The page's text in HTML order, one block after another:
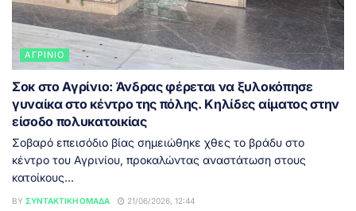
ΑΓΡΊΝΙΟ
Σοκ στο Αγρίνιο: Άνδρας φέρεται να ξυλοκόπησε
γυναίκα στο κέντρο της πόλης. Κηλίδες αίματος στην
είσοδο πολυκατοικίας
Σοβαρό επεισόδιο βίας σημειώθηκε χθες το βράδυ στο
κέντρο του Αγρινίου, προκαλώντας αναστάτωση στους
κατοίκους...
BY ΣΥΝΤΑΚΤΙΚΉ ΟΜΆΔΑ 21/06/2026, 12:44